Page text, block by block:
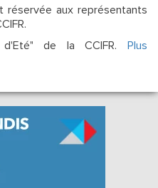
aux représentants
d'Eté" de la CCIFR. Plus